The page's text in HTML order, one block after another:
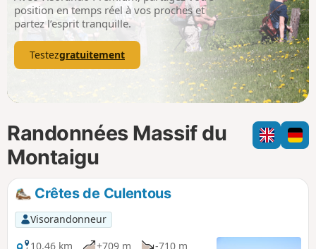
p
position en temps réel à vos proches et
partez l’esprit tranquille.
Testezgratuitement
Randonnées Massif du
Montaigu
Crêtes de Culentous
Visorandonneur
10,46 km
+709 m
-710 m